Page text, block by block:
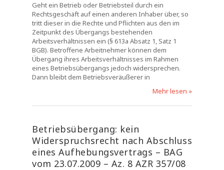
Geht ein Betrieb oder Betriebsteil durch ein
Rechtsgeschäft auf einen anderen Inhaber über, so
tritt dieser in die Rechte und Pflichten aus den im
Zeitpunkt des Übergangs bestehenden
Arbeitsverhältnissen ein (§ 613a Absatz 1, Satz 1
BGB). Betroffene Arbeitnehmer können dem
Übergang ihres Arbeitsverhältnisses im Rahmen
eines Betriebsübergangs jedoch widersprechen.
Dann bleibt dem Betriebsveräußerer in
Mehr lesen »
Betriebsübergang: kein
Widerspruchsrecht nach Abschluss
eines Aufhebungsvertrags – BAG
vom 23.07.2009 – Az. 8 AZR 357/08